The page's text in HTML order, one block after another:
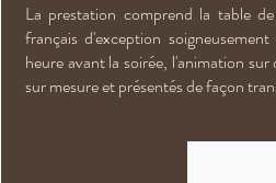
La prestation comprend la table
français d'exception
heure avant la soirée, l'animation
sur mesure et présentés de façon